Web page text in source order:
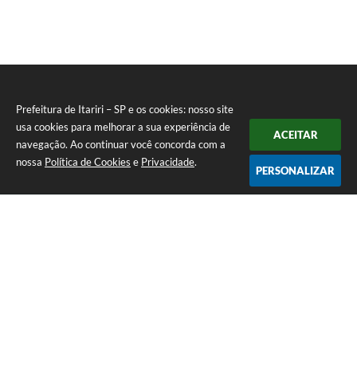
Prefeitura de Itariri – SP e os cookies: nosso site
usa cookies para melhorar a sua experiência de
navegação. Ao continuar você concorda com a
nossa Política de Cookies e Privacidade.
ACEITAR
PERSONALIZAR